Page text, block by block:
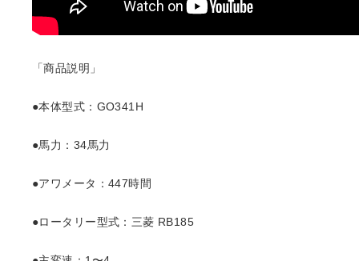
「商品説明」
●本体型式：GO341H
●馬力：34馬力
●アワメータ：447時間
●ロータリー型式：三菱 RB185